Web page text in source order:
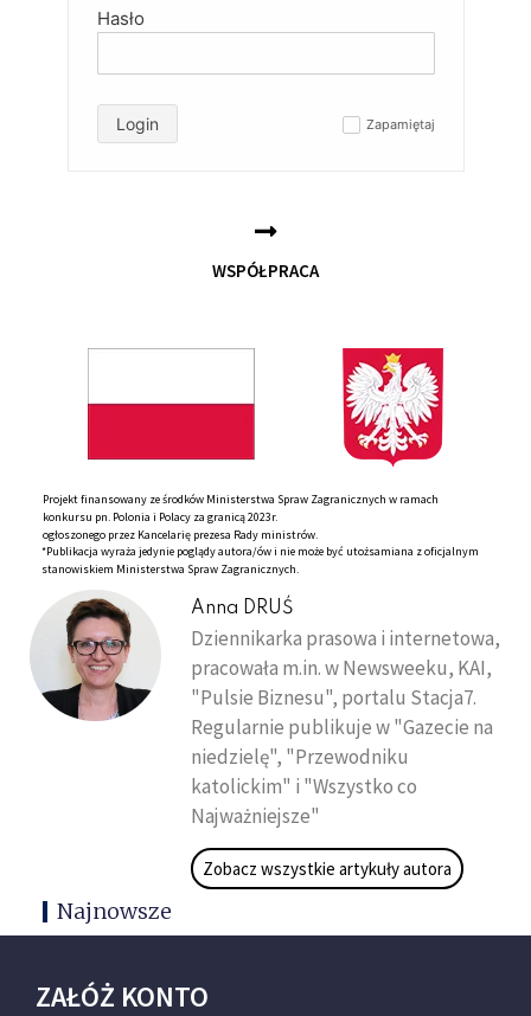
Hasło
Zapamiętaj
Login
WSPÓŁPRACA
Projekt finansowany ze środków Ministerstwa Spraw Zagranicznych w ramach
konkursu pn. Polonia i Polacy za granicą 2023r.
ogłoszonego przez Kancelarię prezesa Rady ministrów.
*Publikacja wyraża jedynie poglądy autora/ów i nie może być utożsamiana z oficjalnym
stanowiskiem Ministerstwa Spraw Zagranicznych.
Anna DRUŚ
Dziennikarka prasowa i internetowa,
pracowała m.in. w Newsweeku, KAI,
"Pulsie Biznesu", portalu Stacja7.
Regularnie publikuje w "Gazecie na
niedzielę", "Przewodniku
katolickim" i "Wszystko co
Najważniejsze"
Zobacz wszystkie artykuły autora
Najnowsze
ZAŁÓŻ KONTO